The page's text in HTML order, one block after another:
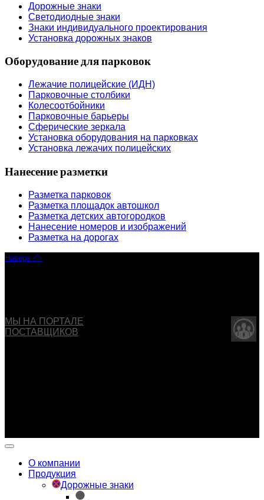
Дорожные знаки
Светодиодные знаки
Знаки индивидуального проектирования
Установка дорожных знаков
Оборудование для парковок
Лежачие полицейские (ИДН)
Парковочные столбики
Колесоотбойники
Парковочные барьеры
Сферические зеркала
Установка оборудования на парковках
Установка лежачих полицейских
Нанесение разметки
Разметка парковок
Разметка площадок автошкол
Разметка детских автогородков
Нанесение номеров и изображений
Разметка на дорогах
Наверх
МЫ НА ПОРТАЛЕ
ПОСТАВЩИКОВ
О компании
Продукция
Дорожные знаки